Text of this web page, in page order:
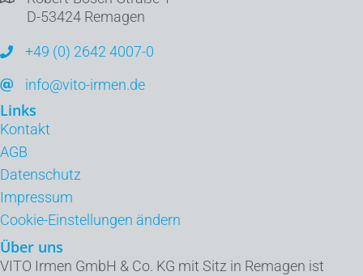
D-53424 Remagen
+49 (0) 2642 4007-0
info@vito-irmen.de
Links
Kontakt
AGB
Datenschutz
Impressum
Cookie-Einstellungen ändern
Über uns
VITO Irmen GmbH & Co. KG mit Sitz in Remagen ist